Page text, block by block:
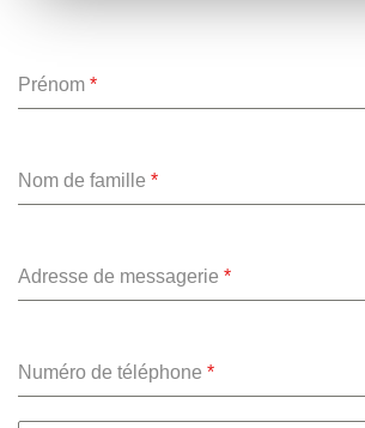
Prénom *
Nom de famille *
Adresse de messagerie *
Numéro de téléphone *